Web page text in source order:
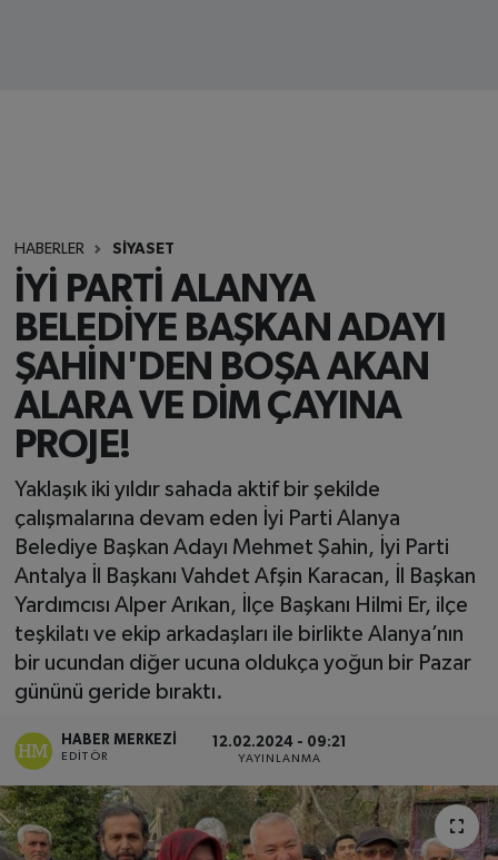
HABERLER SİYASET
İYİ PARTİ ALANYA
BELEDİYE BAŞKAN ADAYI
ŞAHİN'DEN BOŞA AKAN
ALARA VE DİM ÇAYINA
PROJE!
Yaklaşık iki yıldır sahada aktif bir şekilde
çalışmalarına devam eden İyi Parti Alanya
Belediye Başkan Adayı Mehmet Şahin, İyi Parti
Antalya İl Başkanı Vahdet Afşin Karacan, İl Başkan
Yardımcısı Alper Arıkan, İlçe Başkanı Hilmi Er, ilçe
teşkilatı ve ekip arkadaşları ile birlikte Alanya’nın
bir ucundan diğer ucuna oldukça yoğun bir Pazar
gününü geride bıraktı.
HABER MERKEZI
EDITÖR
12.02.2024 - 09:21
YAYINLANMA